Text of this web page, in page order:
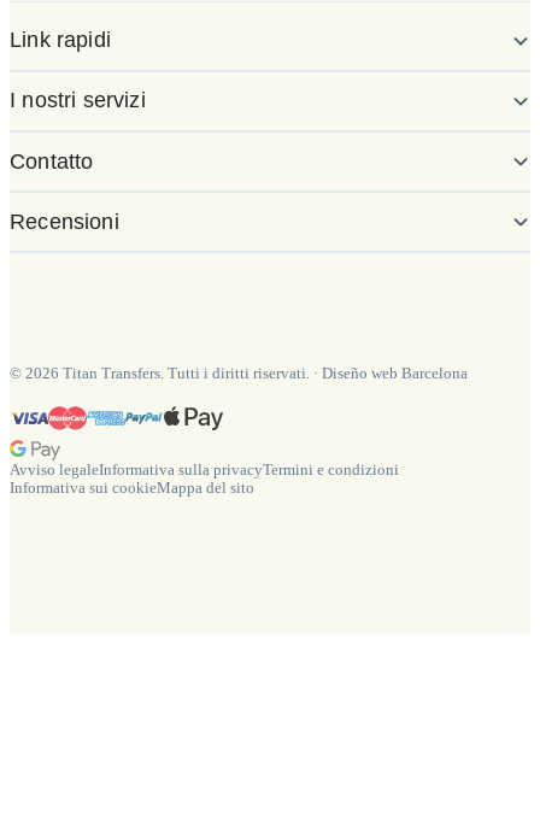
Link rapidi
I nostri servizi
Contatto
Recensioni
© 2026 Titan Transfers. Tutti i diritti riservati. · Diseño web Barcelona
Avviso legaleInformativa sulla privacyTermini e condizioni
Informativa sui cookieMappa del sito